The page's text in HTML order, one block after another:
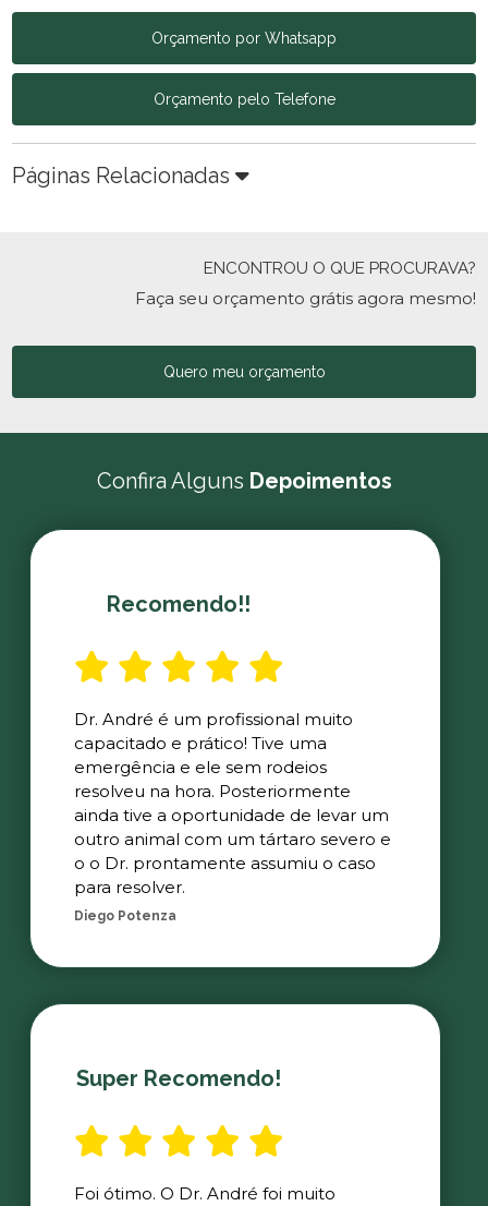
Orçamento por Whatsapp
Orçamento pelo Telefone
Páginas Relacionadas
ENCONTROU O QUE PROCURAVA?
Faça seu orçamento grátis agora mesmo!
Quero meu orçamento
Confira Alguns Depoimentos
Recomendo!!
Dr. André é um profissional muito
capacitado e prático! Tive uma
emergência e ele sem rodeios
resolveu na hora. Posteriormente
ainda tive a oportunidade de levar um
outro animal com um tártaro severo e
o o Dr. prontamente assumiu o caso
para resolver.
Diego Potenza
Super Recomendo!
Foi ótimo. O Dr. André foi muito